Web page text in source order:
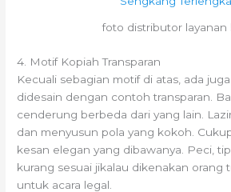
foto distributor layanan
4. Motif Kopiah Transparan
Kecuali sebagian motif di atas, ada
didesain dengan contoh transparan.
cenderung berbeda dari yang lain.
dan menyusun pola yang kokoh.
kesan elegan yang dibawanya. Peci,
kurang sesuai jikalau dikenakan orang
untuk acara legal.